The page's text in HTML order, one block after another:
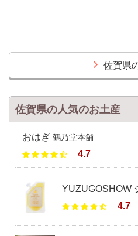
佐賀県
佐賀県の人気のお土産
おはぎ 鶴乃堂本舗
4.7
YUZUGOSHOW
4.7